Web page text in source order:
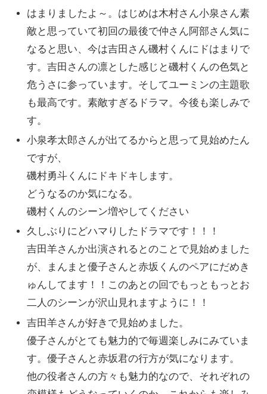
はまりましたよ～。はじめは木村さん小泉さん素
敵と思っていて初回の最後で仲さん阿部さん気に
なると思い、今は吉田さん磯村くんにドはまりで
す。吉田さんの凛とした感じと磯村くんの色気と
危うさに参っています。そしてユーミンの主題歌
も最高です。素敵すぎるドラマ。今後も楽しみで
す。
小泉孝太郎さんが出てるからと思って見始めたん
ですが、
磯村勇斗くんにドキドキします。
どうなるのか気になる。
磯村くんのシーン増やしてください
久しぶりにどハマりしたドラマです！！！
吉田羊さんか出演されるとのことで見始めました
が、まんまと優子さんと赤坂くんのペアにだめき
ゅんしてます！！このあとの回でもっともっとお
二人のシーンが沢山見れますように！！
吉田羊さんが好きで見始めました。
優子さんがとても魅力的で毎週楽しみにみていま
す。優子さんと赤坂君の行方が気になります。
他の役者さんの方々も魅力的なので、それぞれの